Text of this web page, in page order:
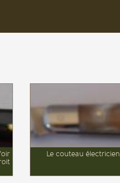
Le couteau électricien
Le couteau la serpette